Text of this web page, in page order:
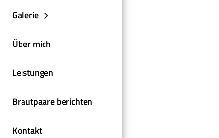
Galerie
Über mich
Leistungen
Brautpaare berichten
Kontakt